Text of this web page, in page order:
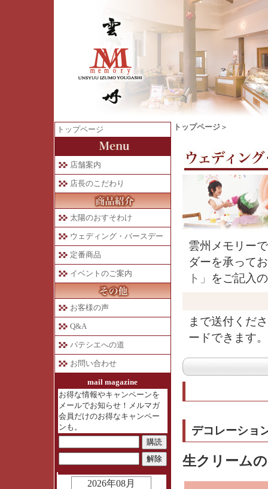
トップページ
店舗案内
店長のこだわり
太陽のおすそわけ
ウェディング・バースデー
定番商品
イベントのご案内
お客様の声
Q&A
パテシエへの道
お問い合わせ
mail magazine
お得な情報やキャンペーンを
メールでお知らせ！メルマガ
会員だけのお得なキャンペー
ンも。
2026年08月
トップページ＞
雲州メモリー
ダーを承って
ト」
をご記入
まで送付くだ
ードできます。
デコレーショ
生クリーム